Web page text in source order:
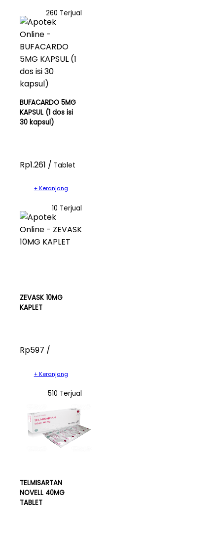
260 Terjual
BUFACARDO 5MG
KAPSUL (1 dos isi
30 kapsul)
Rp1.261 / Tablet
+ Keranjang
10 Terjual
ZEVASK 10MG
KAPLET
Rp597 /
+ Keranjang
510 Terjual
TELMISARTAN
NOVELL 40MG
TABLET